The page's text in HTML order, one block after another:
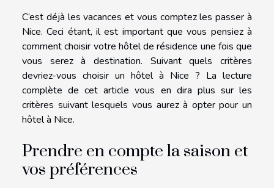
C’est déjà les vacances et vous comptez les passer à
Nice. Ceci étant, il est important que vous pensiez à
comment choisir votre hôtel de résidence une fois que
vous serez à destination. Suivant quels critères
devriez-vous choisir un hôtel à Nice ? La lecture
complète de cet article vous en dira plus sur les
critères suivant lesquels vous aurez à opter pour un
hôtel à Nice.
Prendre en compte la saison et
vos préférences